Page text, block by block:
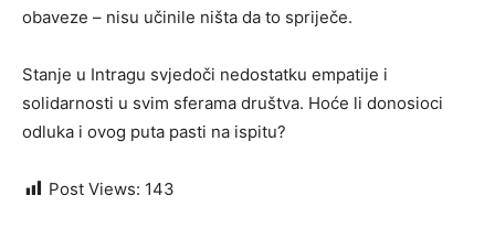
obaveze – nisu učinile ništa da to spriječe.
Stanje u Intragu svjedoči nedostatku empatije i
solidarnosti u svim sferama društva. Hoće li donosioci
odluka i ovog puta pasti na ispitu?
Post Views: 143